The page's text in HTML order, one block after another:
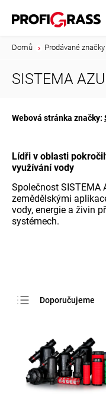
Domů Prodávané značky
SISTEMA
Webová stránka značky:
Lídři v oblasti
využívání vody
Společnost SISTEMA
zemědělskými
vody, energie a živin
systémech.
Doporučujeme
Nejdražší
Nejprodávanější
Abecedně